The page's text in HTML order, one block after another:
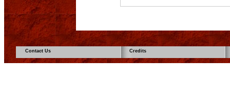
Contact Us Credits